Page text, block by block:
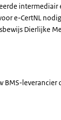
intermediair
e-CertNL
Dierlijke
BMS-leverancier